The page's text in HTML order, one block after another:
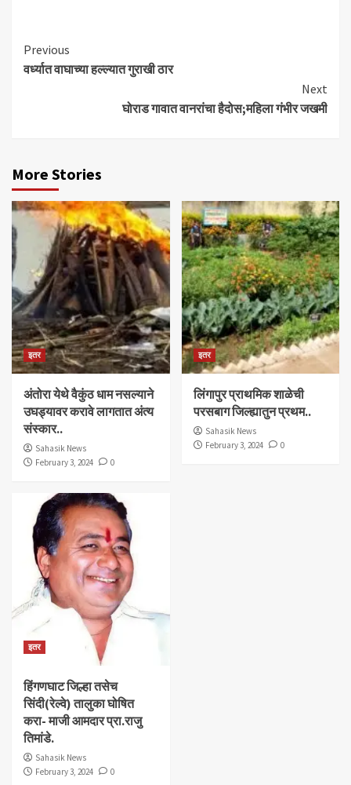
Continue
Reading
Previous
वर्ध्यात वाघाच्या हल्ल्यात गुराखी ठार
Next
घोराड गावात वानरांचा हैदोस;महिला गंभीर जखमी
More Stories
इतर
अंतोरा येथे वैकुंठ धाम नसल्याने
उघड्यावर करावे लागतात अंत्य
संस्कार..
Sahasik News
February 3, 2024
0
इतर
लिंगापुर प्राथमिक शाळेची
परसबाग जिल्ह्यातुन प्रथम..
Sahasik News
February 3, 2024
0
इतर
हिंगणघाट जिल्हा तसेच
सिंदी(रेल्वे) तालुका घोषित
करा- माजी आमदार प्रा.राजु
तिमांडे.
Sahasik News
February 3, 2024
0